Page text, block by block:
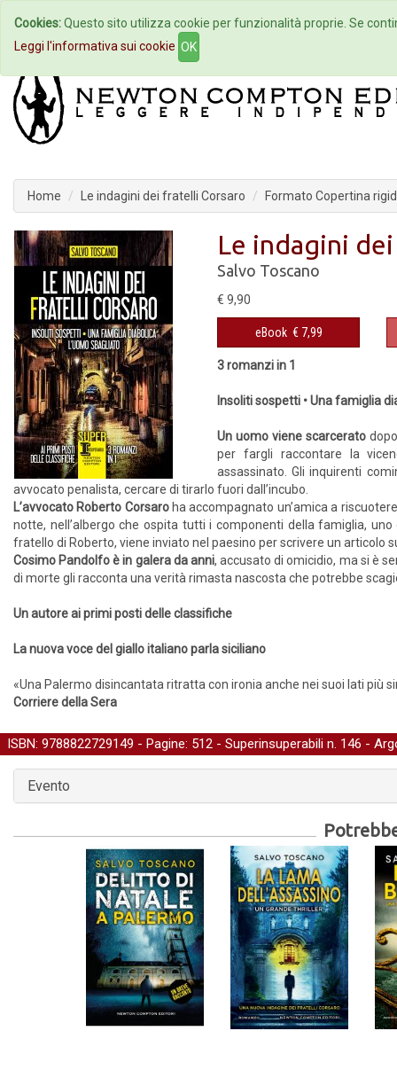
Home Autori Eventi
Home Le indagini dei fratelli Corsaro Formato Copertina
Le indagini
Salvo Toscano
€ 9,90
eBook € 7,99
3 romanzi in 1
Insoliti sospetti • Una famiglia
Un uomo viene scarcerato
per fargli raccontare la
assassinato. Gli inquirenti
avvocato penalista, cercare di tirarlo fuori dall’incubo.
L’avvocato Roberto Corsaroha accompagnato un’amica a
notte, nell’albergo che ospita tutti i componenti della famiglia,
fratello di Roberto, viene inviato nel paesino per scrivere un articolo
Cosimo Pandolfo è in galera da anni, accusato di omicidio, ma si è
di morte gli racconta una verità rimasta nascosta che potrebbe
Un autore ai primi posti delle classifiche
La nuova voce del giallo italiano parla siciliano
«Una Palermo disincantata ritratta con ironia anche nei suoi lati più
Corriere della Sera
ISBN: 9788822729149 - Pagine: 512 - Superinsuperabili n. 146 -
Evento
Cookies:Questo sito utilizza cookie per funzionalità proprie. Se
Leggi l'informativa sui cookie OK